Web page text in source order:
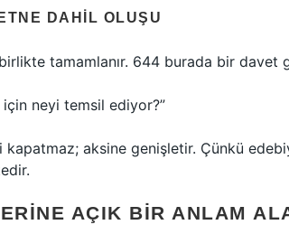
DAHIL OLUŞU
tamamlanır. 644 burada bir davet
için neyi temsil ediyor?”
kapatmaz; aksine genişletir. Çünkü
AÇIK BIR ANLAM